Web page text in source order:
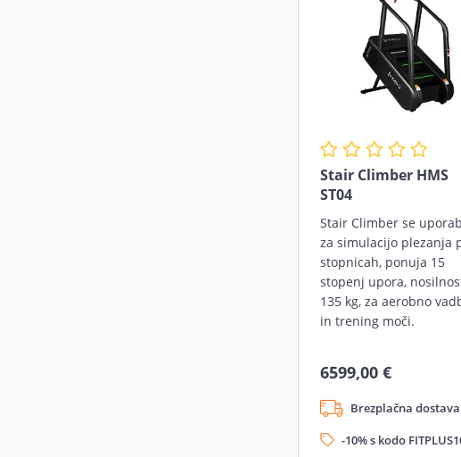
Stair Climber HMS
ST04
Stair Climber se
za simulacijo plezanja
stopnicah, ponuja 15
stopenj upora,
135 kg, za aerobno
in trening moči.
6599,00 €
Brezplačna dostava
-10% s kodo